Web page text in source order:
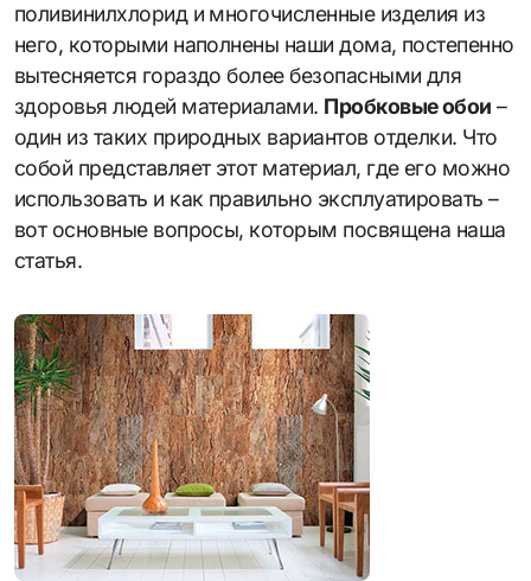
поливинилхлорид и многочисленные изделия из
него, которыми наполнены наши дома, постепенно
вытесняется гораздо более безопасными для
здоровья людей материалами. Пробковые обои –
один из таких природных вариантов отделки. Что
собой представляет этот материал, где его можно
использовать и как правильно эксплуатировать –
вот основные вопросы, которым посвящена наша
статья.